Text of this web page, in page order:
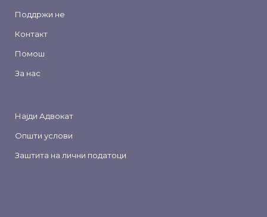
Поддржи не
Контакт
Помош
За нас
Најди Адвокат
Општи услови
Заштита на лични податоци